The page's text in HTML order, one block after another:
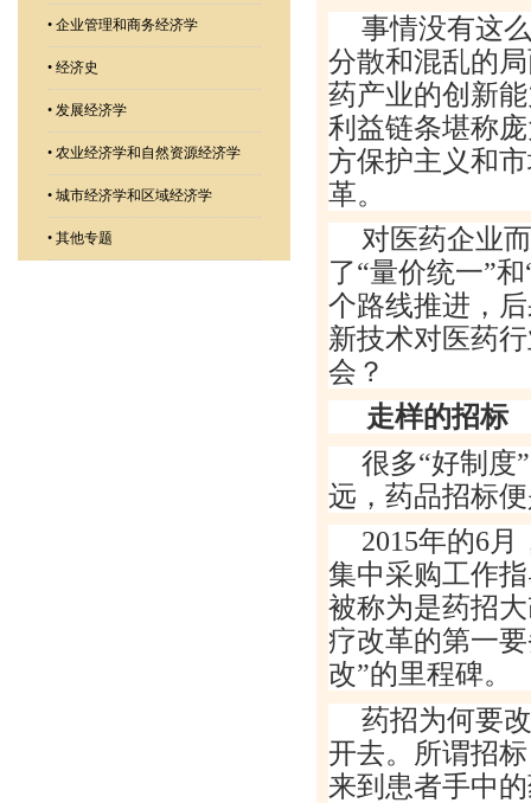
• 企业管理和商务经济学
• 经济史
• 发展经济学
• 农业经济学和自然资源经济学
• 城市经济学和区域经济学
• 其他专题
事情没有这
分散和混乱的
药产业的创新
利益链条堪称
方保护主义和
革。
对医药企业
了“量价统一”和
个路线推进，
新技术对医药
会？
走样的招标
很多“好制度”
远，药品招标
2015年的6月
集中采购工作
被称为是药招
疗改革的第一
改”的里程碑。
药招为何要
开去。所谓招
来到患者手中